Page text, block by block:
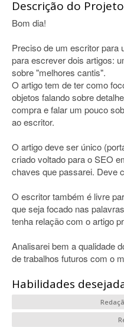
Descrição do
Bom dia!
Preciso de um escritor para
para escrever dois artigos:
sobre "melhores cantis".
O artigo tem de ter como
objetos falando sobre
compra e falar um pouco
ao escritor.
O artigo deve ser único
criado voltado para o SEO
chaves que passarei. Deve
O escritor também é livre
que seja focado nas
tenha relação com o artigo
Analisarei bem a qualidade
de trabalhos futuros com o
Habilidades